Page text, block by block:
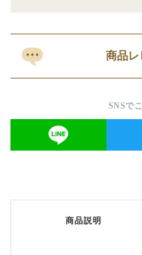
商品レ
SNSで
商品説明